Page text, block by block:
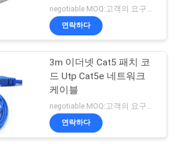
Straight Crossover
연락하다
3m 이더넷 Cat5 패치 코
드 Utp Cat5e 네트워크
케이블
negotiable MOQ:고객의 요구로서의 주가가 타입 30000 미터를 특화했습니다.
연락하다